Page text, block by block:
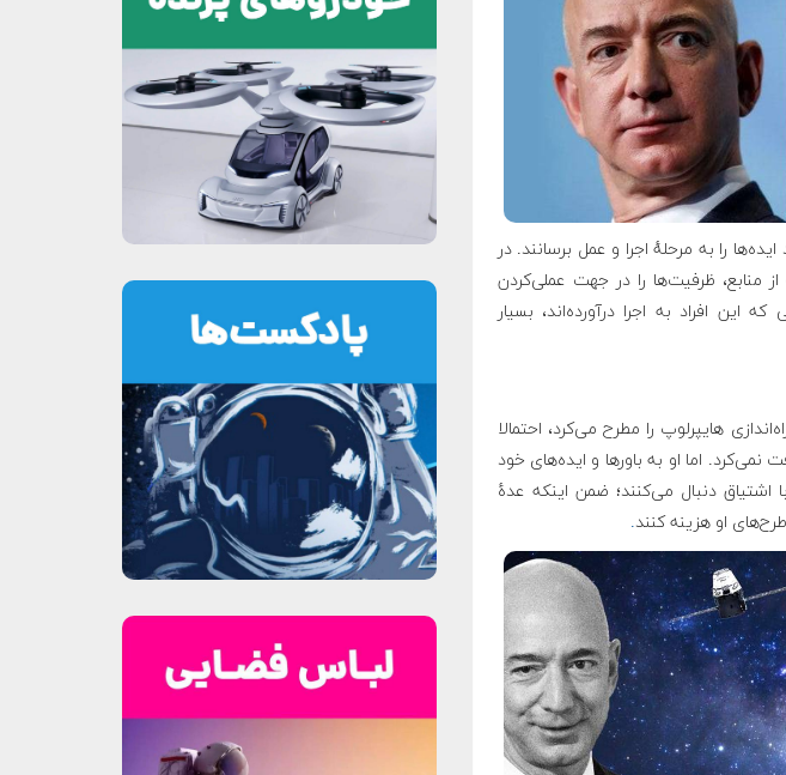
را به مرحلهٔ اجرا و عمل برسانند. در
منابع، ظرفیت‌ها را در جهت عملی‌کردن
این افراد به اجرا درآورده‌اند، بسیار
هایپرلوپ را مطرح می‌کرد، احتمالا
اما او به باورها و ایده‌های خود
اشتیاق دنبال می‌کنند؛ ضمن اینکه عدهٔ
او هزینه کنند.